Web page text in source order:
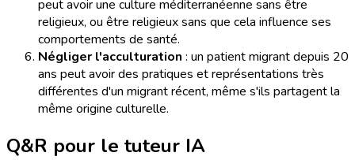
peut avoir une culture méditerranéenne sans être
religieux, ou être religieux sans que cela influence ses
comportements de santé.
Négliger l'acculturation : un patient migrant depuis 20
ans peut avoir des pratiques et représentations très
différentes d'un migrant récent, même s'ils partagent la
même origine culturelle.
Q&R pour le tuteur IA